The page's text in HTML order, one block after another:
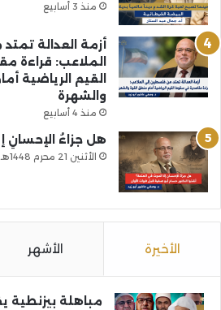
منذ 3 أسابيع
أزمة العدالة
الملاعب:
القيم الرياضية
والشهرة
منذ 4 أسابيع
هل جزاءُ الإحسانِ
الأثنين 21 محرم 1448هـ 6-7-2026م
الأخيرة الأشهر
مباهلة بيزنطية